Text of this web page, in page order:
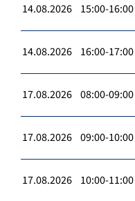
14.08.2026 15:00-16:00
14.08.2026 16:00-17:00
17.08.2026 08:00-09:00
17.08.2026 09:00-10:00
17.08.2026 10:00-11:00